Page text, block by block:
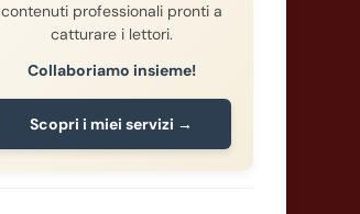
contenuti professionali pronti a
catturare i lettori.
Collaboriamo insieme!
Scopri i miei servizi →